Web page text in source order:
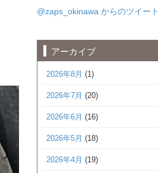
@zaps_okinawa からのツイート
アーカイブ
2026年8月 (1)
2026年7月 (20)
2026年6月 (16)
2026年5月 (18)
2026年4月 (19)